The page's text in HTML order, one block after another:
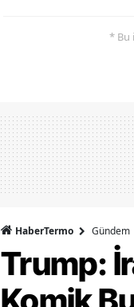
* Bu
HaberTermo Gündem
Trump: